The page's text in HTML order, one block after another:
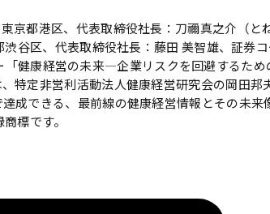
京都港区、代表取締役社長：刀禰真之介（と
谷区、代表取締役社長：藤田 美智雄、証券
健康経営の未来―企業リスクを回避するた
特定非営利活動法人健康経営研究会の岡田邦
成できる、最前線の健康経営情報とその未来
標です。